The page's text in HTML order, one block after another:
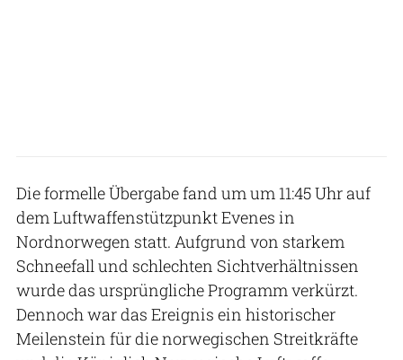
Die formelle Übergabe fand um um 11:45 Uhr auf
dem Luftwaffenstützpunkt Evenes in
Nordnorwegen statt. Aufgrund von starkem
Schneefall und schlechten Sichtverhältnissen
wurde das ursprüngliche Programm verkürzt.
Dennoch war das Ereignis ein historischer
Meilenstein für die norwegischen Streitkräfte